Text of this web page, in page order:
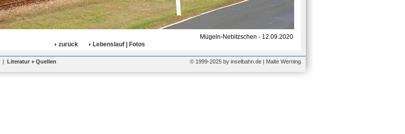
Mügeln-Nebitzschen - 12.09.2020
zurück
Lebenslauf | Fotos
| Literatur + Quellen © 1999-2025 by inselbahn.de | Malte Werning